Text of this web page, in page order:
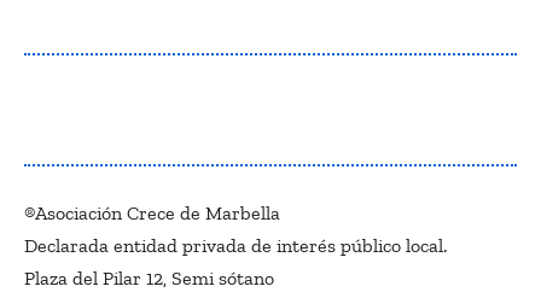
®Asociación Crece de Marbella
Declarada entidad privada de interés público local.
Plaza del Pilar 12, Semi sótano